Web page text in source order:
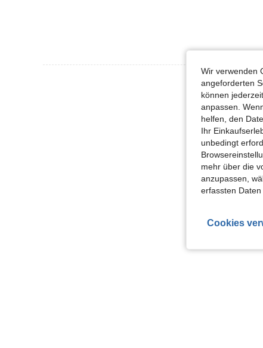
Mehr
Wir verwenden
angeforderten
können
anpassen.
helfen, den
Ihr
unbedingt
mehr über die
anzupassen,
erfassten Daten
Cookies